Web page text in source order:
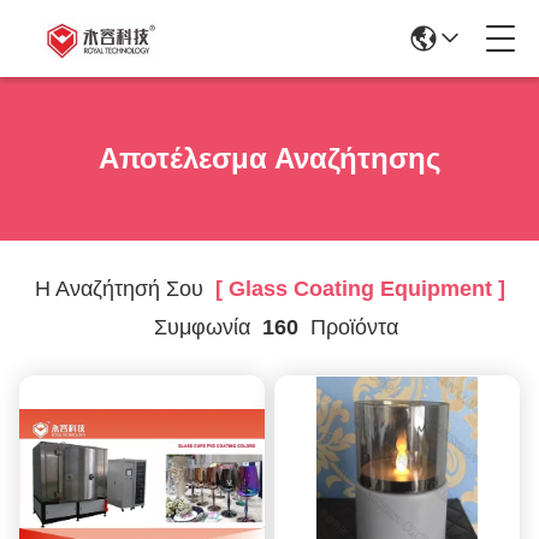
Αποτέλεσμα Αναζήτησης
Η Αναζήτησή Σου [ Glass Coating Equipment ]
Συμφωνία 160Προϊόντα